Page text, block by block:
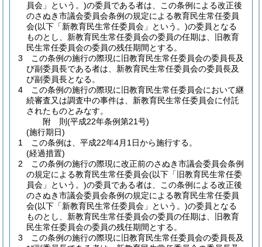
員会」という。)の委員である者は、この条例による改正後
のさぬき市議会委員会条例の規定による教育民生常任委員
会(以下「新教育民生常任委員会」という。)の委員となる
ものとし、新教育民生常任委員会の委員の任期は、旧教育
民生常任委員会の委員の残任期間とする。
3
この条例の施行の際現に旧教育民生常任委員会の委員長及
び副委員長である者は、新教育民生常任委員会の委員長及
び副委員長となる。
4
この条例の施行の際現に旧教育民生常任委員会において継
続審査又は調査中の事件は、新教育民生常任委員会に付託
されたものとみなす。
附 則(平成22年条例第21号)
(施行期日)
1
この条例は、平成22年4月1日から施行する。
(経過措置)
2
この条例の施行の際現に改正前のさぬき市議会委員会条例
の規定による教育民生常任委員会(以下「旧教育民生常任委
員会」という。)の委員である者は、この条例による改正後
のさぬき市議会委員会条例の規定による教育民生常任委員
会(以下「新教育民生常任委員会」という。)の委員となる
ものとし、新教育民生常任委員会の委員の任期は、旧教育
民生常任委員会の委員の残任期間とする。
3
この条例の施行の際現に旧教育民生常任委員会の委員長及